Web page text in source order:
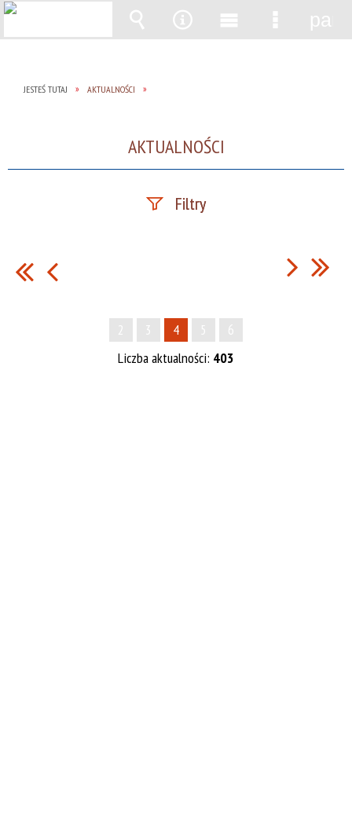
JESTEŚ TUTAJ AKTUALNOŚCI
AKTUALNOŚCI
Filtry
—
2 3 4 5
6
Liczba aktualności: 403
Wyszukiwarka
Narzędzia
MenuMenu